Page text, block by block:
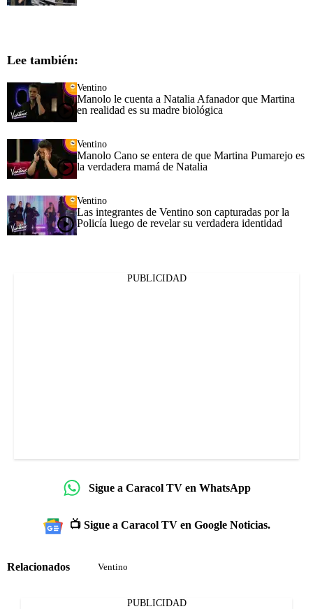
Lee también:
Ventino
Manolo le cuenta a Natalia Afanador que Martina
en realidad es su madre biológica
Ventino
Manolo Cano se entera de que Martina Pumarejo es
la verdadera mamá de Natalia
Ventino
Las integrantes de Ventino son capturadas por la
Policía luego de revelar su verdadera identidad
PUBLICIDAD
Sigue a Caracol TV en WhatsApp
📺 Sigue a Caracol TV en Google Noticias.
Relacionados Ventino
PUBLICIDAD